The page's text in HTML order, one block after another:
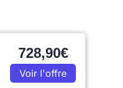
728,90€
Voir l'offre